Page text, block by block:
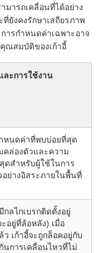
มารถเคลื่อนที่ได้อย่าง
ยังคงรักษาเสถียรภาพ
ารกำหนดค่าเฉพาะอาจ
ณสมบัติของเก้าอี้
ะการใช้งาน
หนดค่าที่พบบ่อยที่สุด
คล่องตัวและความ
ดสำหรับผู้ใช้ในการ
อย่างอิสระภายในพื้นที่
กลไกเบรกติดตั้งอยู่
อยู่ที่ล้อหลัง) เมื่อ
ว เก้าอี้จะถูกล็อคอยู่กับ
นการเคลื่อนไหวที่ไม่